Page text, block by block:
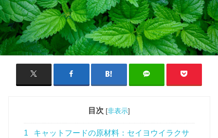
目次 [非表示]
1
キャットフードの原材料：セイヨウイラクサ